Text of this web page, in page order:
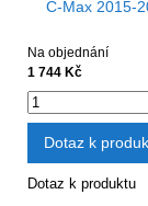
C-Max 2015-
Na objednání
1 744 Kč
Dotaz k
Dotaz k produktu